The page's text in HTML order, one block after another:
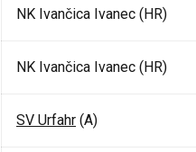
NK Ivančica Ivanec (HR)
NK Ivančica Ivanec (HR)
SV Urfahr (A)